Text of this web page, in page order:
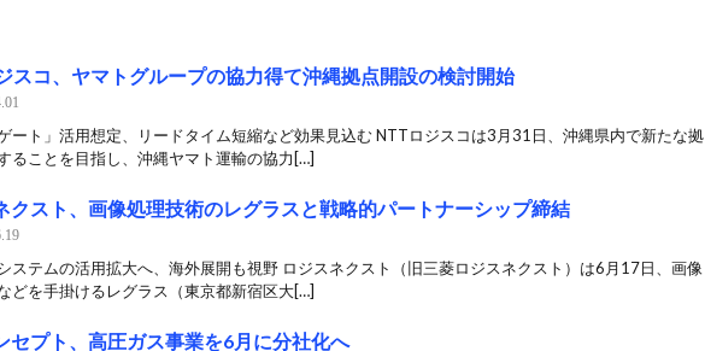
スコ、ヤマトグループの協力得て沖縄拠点開設の検討開始
ゲート」活用想定、リードタイム短縮など効果見込む NTTロジスコは3月31日、沖縄県内で新たな拠
ることを目指し、沖縄ヤマト運輸の協力[…]
クスト、画像処理技術のレグラスと戦略的パートナーシップ締結
ステムの活用拡大へ、海外展開も視野 ロジスネクスト（旧三菱ロジスネクスト）は6月17日、画像
どを手掛けるレグラス（東京都新宿区大[…]
セプト、高圧ガス事業を6月に分社化へ